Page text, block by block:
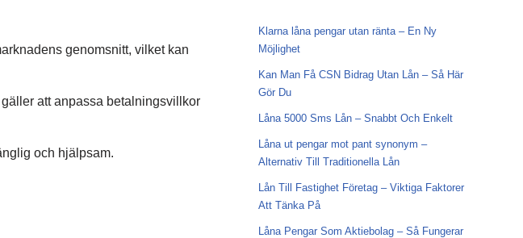
genomsnitt, vilket kan
att anpassa betalningsvillkor
och hjälpsam.
Klarna låna pengar utan ränta – En Ny
Möjlighet
Kan Man Få CSN Bidrag Utan Lån – Så Här
Gör Du
Låna 5000 Sms Lån – Snabbt Och Enkelt
Låna ut pengar mot pant synonym –
Alternativ Till Traditionella Lån
Lån Till Fastighet Företag – Viktiga Faktorer
Att Tänka På
Låna Pengar Som Aktiebolag – Så Fungerar